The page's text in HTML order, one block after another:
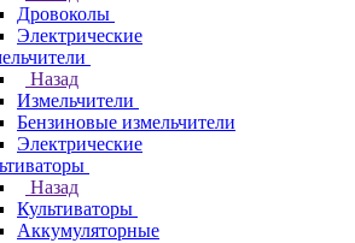
Дровоколы
Электрические
Назад
Измельчители
Бензиновые измельчители
Электрические
Назад
Культиваторы
Аккумуляторные